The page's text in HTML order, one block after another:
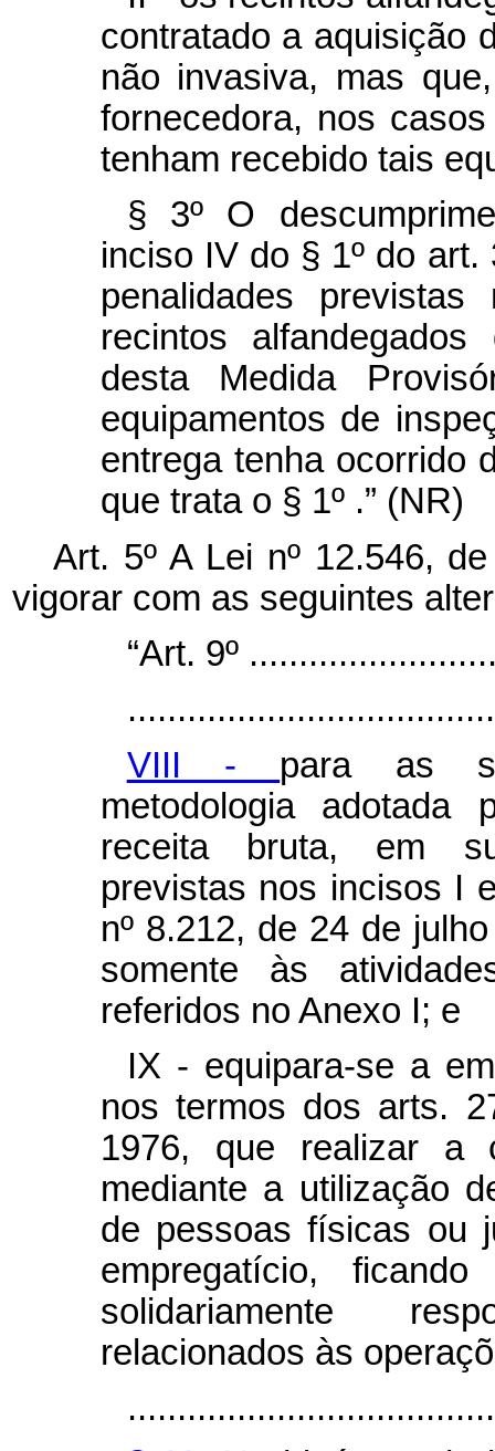
contratado a aquisição
não invasiva, mas
fornecedora, nos
tenham recebido tais
§ 3º O
inciso IV do § 1º do
penalidades
recintos
desta Medida
equipamentos de
entrega tenha ocorrido
que trata o § 1º .” (NR)
Art. 5º A Lei nº 12.546,
vigorar com as seguintes
“Art. 9º
VIII - para as
metodologia
receita bruta, em
previstas nos incisos I
nº 8.212, de 24 de
somente às
referidos no Anexo I; e
IX - equipara-se a
nos termos dos arts.
1976, que realizar a
mediante a utilização
de pessoas físicas ou
empregatício,
solidariamente
relacionados às